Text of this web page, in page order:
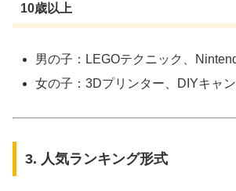
10歳以上
男の子：LEGOテクニック、
女の子：3Dプリンター、DIYキャ
3. 人気ランキング形式